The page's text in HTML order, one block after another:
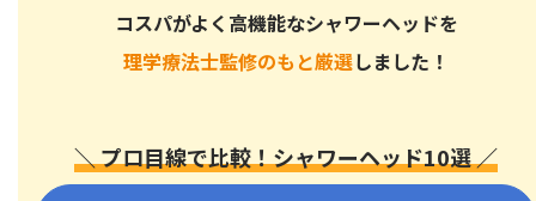
コスパがよく高機能なシャワーヘッドを
理学療法士監修のもと厳選しました！
＼ プロ目線で比較！シャワーヘッド10選 ／